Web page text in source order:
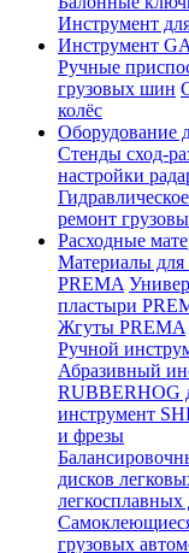
Инструмент
Инструмент
Ручные
грузовых шин
колёс
Оборудование
Стенды сход-
настройки
ремонт
Расходные
Материалы
PREMA
пластыри
Жгуты PREMA
Ручной
Абразивный
RUBBERHOG
инструмент
и фрезы
дисков
легкосплавных
грузовых